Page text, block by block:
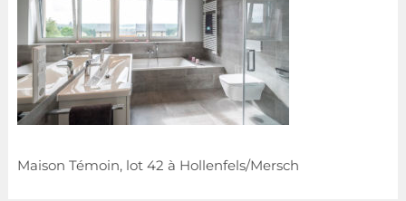
Maison Témoin, lot 42 à Hollenfels/Mersch